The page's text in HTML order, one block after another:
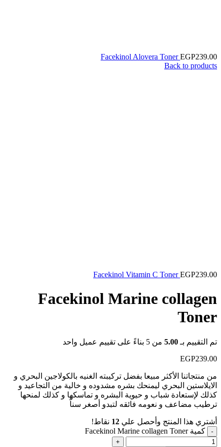
Facekinol Alovera TonerEGP239.00
Back to products
Facekinol Vitamin C TonerEGP239.00
Facekinol Marine collagen
Toner
تم التقييم بـ 5.00 من 5 بناءً على تقييم عميل واحد
EGP239.00
من منتجاتنا الأكثر مبيعا بفضل تركيبته الغنيه بالكولاجين البحري و
الايلاستين البحري ليمنحك بشره مشدوده و خالية من التجاعيد و
كذلك لإستعادة شباب و حيوية البشره و تماسكها و كذلك لمنحها
ترطيب مضاعف و نعومه فائقه لتبدو أصغر سناً
أشتري هذا المنتج وأحصل علي 12 نقاط!
كمية Facekinol Marine collagen Toner